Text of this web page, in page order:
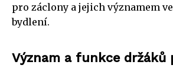
pro záclony a jejich významem
bydlení.
Význam a funkce držáků